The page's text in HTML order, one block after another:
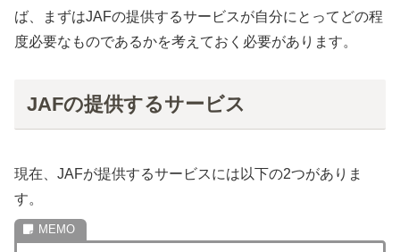
ば、まずはJAFの提供するサービスが自分にとってどの程
度必要なものであるかを考えておく必要があります。
JAFの提供するサービス
現在、JAFが提供するサービスには以下の2つがありま
す。